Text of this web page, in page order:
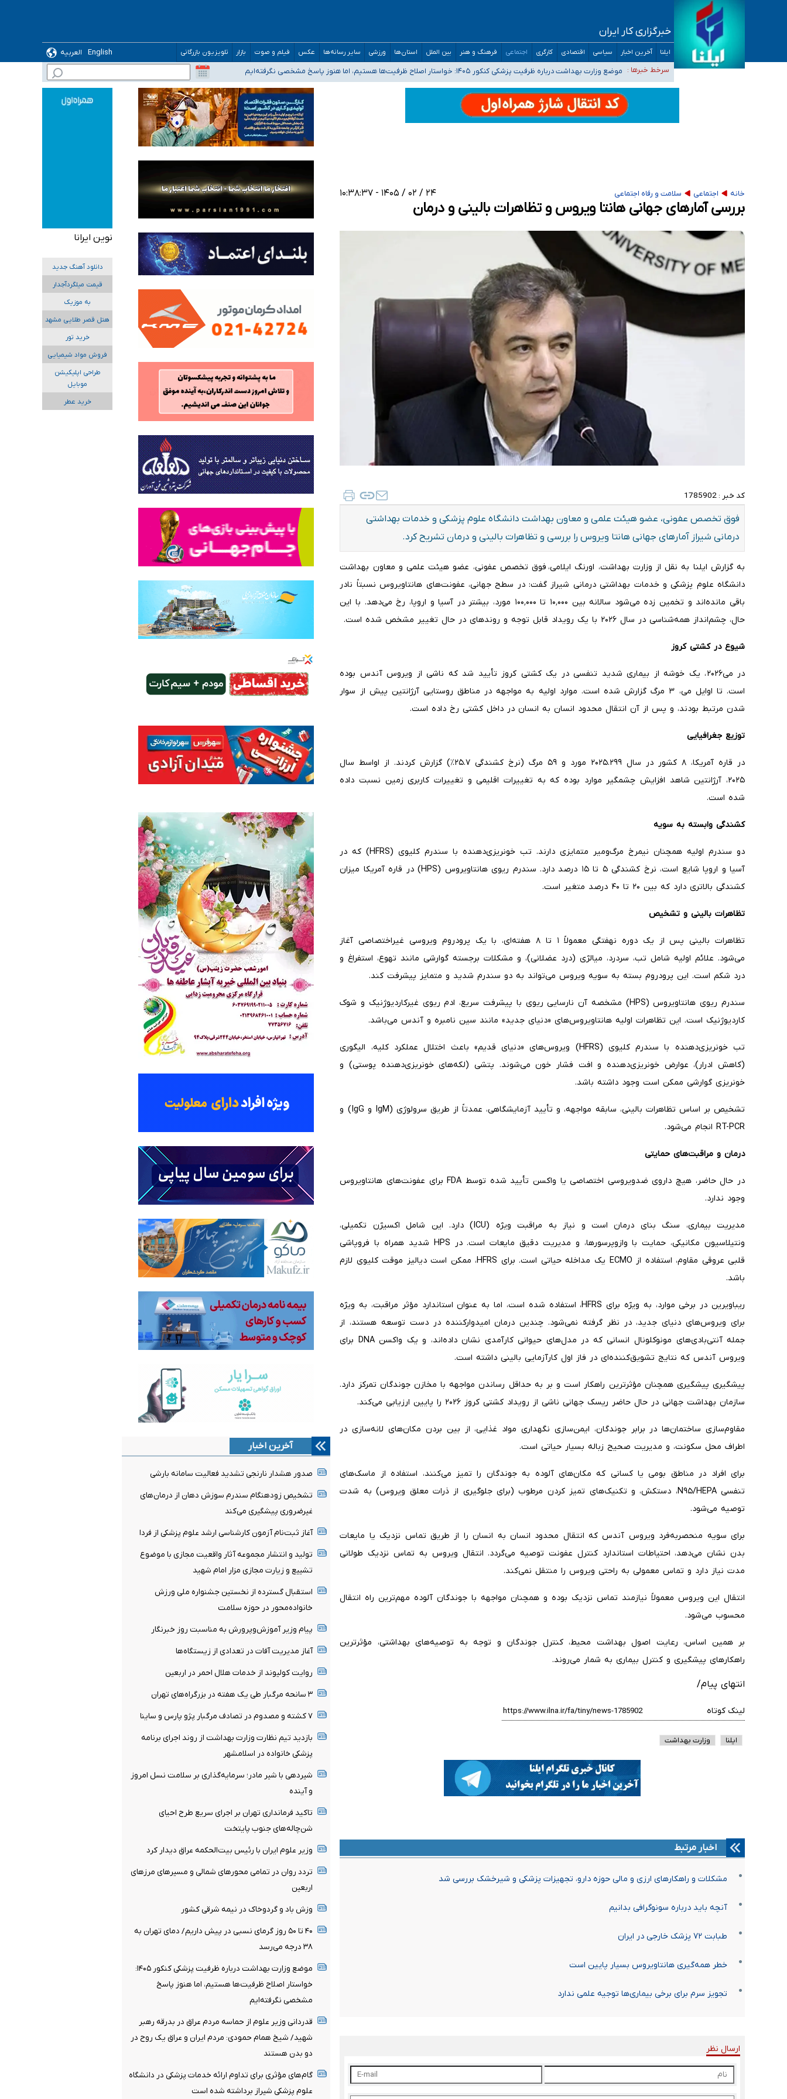
خبرگزاری کار ایران
ایلنا آخرین اخبار سیاسی اقتصادی کارگری اجتماعی فرهنگ و هنر بین الملل استان‌ها ورزشی سایر رسانه‌ها عکس فیلم و صوت بازار تلویزیون بازرگانی English
العربیه
سرخط خبرها :
۴۰ تا ۵۰ روز گرمای نسبی در پیش داریم/ دمای تهران به ۳۸ درجه می‌رسد
موضع وزارت بهداشت درباره ظرفیت پزشکی کنکور ۱۴۰۵: خواستار اصلاح ظرفیت‌ها هستیم، اما هنوز پاسخ مشخصی نگرفته‌ایم
تعویق آزمون ورودی دکترای تخصصی فرماندهی صحنه عملیات و دکترای تخصصی جغرافیای نظامی دافوس آجا
خبرنگاران راویان حقیقت با دغدغه نان، مسکن و بیمه
آخرین وضعیت شیوع عفونت‌های تنفسی در کشور/ خوزستان و کرمان بالاتر از آستانه هشدار
خانه اجتماعی سلامت و رفاه اجتماعی ۲۴ / ۰۲ / ۱۴۰۵ - ۱۰:۳۸:۳۷
بررسی آمارهای جهانی هانتا ویروس و تظاهرات بالینی و درمان
کد خبر : 1785902
فوق تخصص عفونی، عضو هیئت علمی و معاون بهداشت دانشگاه علوم پزشکی و خدمات بهداشتی
درمانی شیراز آمارهای جهانی هانتا ویروس را بررسی و تظاهرات بالینی و درمان تشریح کرد.
به گزارش ایلنا به نقل از وزارت بهداشت، اورنگ ایلامی، فوق تخصص عفونی، عضو هیئت علمی و معاون بهداشت
دانشگاه علوم پزشکی و خدمات بهداشتی درمانی شیراز گفت: در سطح جهانی، عفونت‌های هانتاویروس نسبتاً نادر
باقی مانده‌اند و تخمین زده می‌شود سالانه بین ۱۰٬۰۰۰ تا ۱۰۰٬۰۰۰ مورد، بیشتر در آسیا و اروپا، رخ می‌دهد. با این
حال، چشم‌انداز همه‌شناسی در سال ۲۰۲۶ با یک رویداد قابل توجه و روندهای در حال تغییر مشخص شده است.
شیوع در کشتی کروز
در می‌۲۰۲۶، یک خوشه از بیماری شدید تنفسی در یک کشتی کروز تأیید شد که ناشی از ویروس آندس بوده
است. تا اوایل می، ۳ مرگ گزارش شده است. موارد اولیه به مواجهه در مناطق روستایی آرژانتین پیش از سوار
شدن مرتبط بودند، و پس از آن انتقال محدود انسان به انسان در داخل کشتی رخ داده است.
توزیع جغرافیایی
در قاره آمریکا، ۸ کشور در سال ۲۰۲۵.۲۹۹ مورد و ۵۹ مرگ (نرخ کشندگی ۲۵.۷٪) گزارش کردند. از اواسط سال
۲۰۲۵، آرژانتین شاهد افزایش چشمگیر موارد بوده که به تغییرات اقلیمی و تغییرات کاربری زمین نسبت داده
شده است.
کشندگی وابسته به سویه
دو سندرم اولیه همچنان نیمرخ مرگ‌ومیر متمایزی دارند. تب خونریزی‌دهنده با سندرم کلیوی (HFRS) که در
آسیا و اروپا شایع است، نرخ کشندگی ۵ تا ۱۵ درصد دارد. سندرم ریوی هانتاویروس (HPS) در قاره آمریکا میزان
کشندگی بالاتری دارد که بین ۲۰ تا ۴۰ درصد متغیر است.
تظاهرات بالینی و تشخیص
تظاهرات بالینی پس از یک دوره نهفتگی معمولاً ۱ تا ۸ هفته‌ای، با یک پرودروم ویروسی غیراختصاصی آغاز
می‌شود. علائم اولیه شامل تب، سردرد، میالژی (درد عضلانی)، و مشکلات برجسته گوارشی مانند تهوع، استفراغ و
درد شکم است. این پرودروم بسته به سویه ویروس می‌تواند به دو سندرم شدید و متمایز پیشرفت کند.
سندرم ریوی هانتاویروس (HPS) مشخصه آن نارسایی ریوی با پیشرفت سریع، ادم ریوی غیرکاردیوژنیک و شوک
کاردیوژنیک است. این تظاهرات اولیه هانتاویروس‌های «دنیای جدید» مانند سین نامبره و آندس می‌باشد.
تب خونریزی‌دهنده با سندرم کلیوی (HFRS) ویروس‌های «دنیای قدیم» باعث اختلال عملکرد کلیه، الیگوری
(کاهش ادرار)، عوارض خونریزی‌دهنده و افت فشار خون می‌شوند. پتشی (لکه‌های خونریزی‌دهنده پوستی) و
خونریزی گوارشی ممکن است وجود داشته باشد.
تشخیص بر اساس تظاهرات بالینی، سابقه مواجهه، و تأیید آزمایشگاهی، عمدتاً از طریق سرولوژی (IgM و IgG) و
RT-PCR انجام می‌شود.
درمان و مراقبت‌های حمایتی
در حال حاضر، هیچ داروی ضدویروسی اختصاصی یا واکسن تأیید شده توسط FDA برای عفونت‌های هانتاویروس
وجود ندارد.
مدیریت بیماری، سنگ بنای درمان است و نیاز به مراقبت ویژه (ICU) دارد. این شامل اکسیژن تکمیلی،
ونتیلاسیون مکانیکی، حمایت با وازوپرسورها، و مدیریت دقیق مایعات است. در HPS شدید همراه با فروپاشی
قلبی عروقی مقاوم، استفاده از ECMO یک مداخله حیاتی است. برای HFRS، ممکن است دیالیز موقت کلیوی لازم
باشد.
ریباویرین در برخی موارد، به ویژه برای HFRS، استفاده شده است، اما به عنوان استاندارد مؤثر مراقبت، به ویژه
برای ویروس‌های دنیای جدید، در نظر گرفته نمی‌شود. چندین درمان امیدوارکننده در دست توسعه هستند، از
جمله آنتی‌بادی‌های مونوکلونال انسانی که در مدل‌های حیوانی کارآمدی نشان داده‌اند، و یک واکسن DNA برای
ویروس آندس که نتایج تشویق‌کننده‌ای در فاز اول کارآزمایی بالینی داشته است.
پیشگیری پیشگیری همچنان مؤثرترین راهکار است و بر به حداقل رساندن مواجهه با مخازن جوندگان تمرکز دارد.
سازمان بهداشت جهانی در حال حاضر ریسک جهانی ناشی از رویداد کشتی کروز ۲۰۲۶ را پایین ارزیابی می‌کند.
مقاوم‌سازی ساختمان‌ها در برابر جوندگان، ایمن‌سازی نگهداری مواد غذایی، از بین بردن مکان‌های لانه‌سازی در
اطراف محل سکونت، و مدیریت صحیح زباله بسیار حیاتی است.
برای افراد در مناطق بومی یا کسانی که مکان‌های آلوده به جوندگان را تمیز می‌کنند، استفاده از ماسک‌های
تنفسی N۹۵/HEPA، دستکش، و تکنیک‌های تمیز کردن مرطوب (برای جلوگیری از ذرات معلق ویروس) به شدت
توصیه می‌شود.
برای سویه منحصربه‌فرد ویروس آندس که انتقال محدود انسان به انسان را از طریق تماس نزدیک یا مایعات
بدن نشان می‌دهد، احتیاطات استاندارد کنترل عفونت توصیه می‌گردد. انتقال ویروس به تماس نزدیک طولانی
مدت نیاز دارد و تماس معمولی به راحتی ویروس را منتقل نمی‌کند.
انتقال این ویروس معمولاً نیازمند تماس نزدیک بوده و همچنان مواجهه با جوندگان آلوده مهم‌ترین راه انتقال
محسوب می‌شود.
بر همین اساس، رعایت اصول بهداشت محیط، کنترل جوندگان و توجه به توصیه‌های بهداشتی، مؤثرترین
راهکارهای پیشگیری و کنترل بیماری به شمار می‌روند.
انتهای پیام/
لینک کوتاه
ایلنا وزارت بهداشت
اخبار مرتبط
مشکلات و راهکارهای ارزی و مالی حوزه دارو، تجهیزات پزشکی و شیرخشک بررسی شد
آنچه باید درباره سونوگرافی بدانیم
طبابت ۷۲ پزشک خارجی در ایران
خطر همه‌گیری هانتاویروس بسیار پایین است
تجویز سرم برای برخی‌ بیماری‌ها توجیه علمی ندارد
ارسال نظر
آخرین اخبار
صدور هشدار نارنجی تشدید فعالیت سامانه بارشی
تشخیص زودهنگام سندرم سوزش دهان از درمان‌های
غیرضروری پیشگیری می‌کند
آغاز ثبت‌نام‌ آزمون کارشناسی ارشد علوم پزشکی از فردا
تولید و انتشار مجموعه آثار واقعیت مجازی با موضوع
تشییع و زیارت مجازی مزار امام شهید
استقبال گسترده از نخستین جشنواره ملی ورزش
خانواده‌محور در حوزه سلامت
پیام وزیر آموزش‌وپرورش به مناسبت روز خبرنگار
آغاز مدیریت آفات در تعدادی از زیستگاه‌ها
روایت کولیوند از خدمات هلال احمر در اربعین
۳ سانحه مرگبار طی یک هفته در بزرگراه‌های تهران
۷ کشته و مصدوم در تصادف مرگبار پژو پارس و ساینا
بازدید تیم نظارت وزارت بهداشت از روند اجرای برنامه
پزشکی خانواده در اسلامشهر
شیردهی با شیر مادر؛ سرمایه‌گذاری بر سلامت نسل امروز
و آینده
تاکید فرمانداری تهران بر اجرای سریع طرح احیای
شن‌چاله‌های جنوب پایتخت
وزیر علوم ایران با رئیس بیت‌الحکمه عراق دیدار کرد
تردد روان در تمامی محورهای شمالی و مسیرهای مرزهای
اربعین
وزش باد و گردوخاک در نیمه شرقی کشور
۴۰ تا ۵۰ روز گرمای نسبی در پیش داریم/ دمای تهران به
۳۸ درجه می‌رسد
موضع وزارت بهداشت درباره ظرفیت پزشکی کنکور ۱۴۰۵:
خواستار اصلاح ظرفیت‌ها هستیم، اما هنوز پاسخ
مشخصی نگرفته‌ایم
قدردانی وزیر علوم از حماسه مردم عراق در بدرقه رهبر
شهید/ شیخ همام حمودی: مردم ایران و عراق یک روح در
دو بدن هستند
گام‌های مؤثری برای تداوم ارائه خدمات پزشکی در دانشگاه
علوم پزشکی شیراز برداشته شده است
نوین ایرانا
دانلود آهنگ جدید
قیمت میلگردآجدار
به موزیک
هتل قصر طلایی مشهد
خرید تور
فروش مواد شیمیایی
طراحی اپلیکیشن
موبایل
خرید عطر